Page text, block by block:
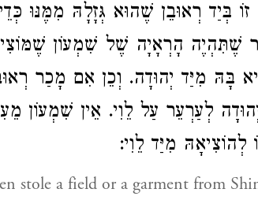
זוֹ בְּיַד רְאוּבֵן שֶׁהוּא גְּזָלָהּ מִמֶּנּוּ
שֶׁתִּהְיֶה הָרְאָיָה שֶׁל שִׁמְעוֹן
בָּהּ מִיַּד יְהוּדָה. וְכֵן אִם מָכַר
לְעַרְעֵר עַל לֵוִי. אֵין שִׁמְעוֹן
לְהוֹצִיאָהּ מִיַּד לֵוִי:
stole a field or a garment from